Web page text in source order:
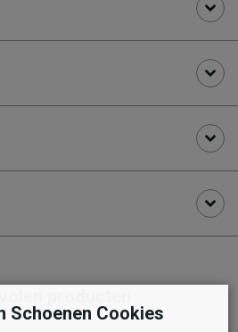
Schoenen Cookies